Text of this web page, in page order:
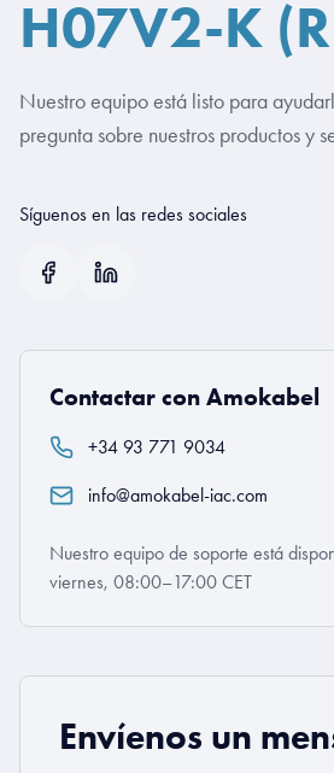
H07V2-K
Nuestro equipo está listo para
pregunta sobre nuestros productos y
Síguenos en las redes sociales
Contactar con Amokabel
+34 93 771 9034
info@amokabel-iac.com
Nuestro equipo de soporte está
viernes, 08:00–17:00 CET
Envíenos un